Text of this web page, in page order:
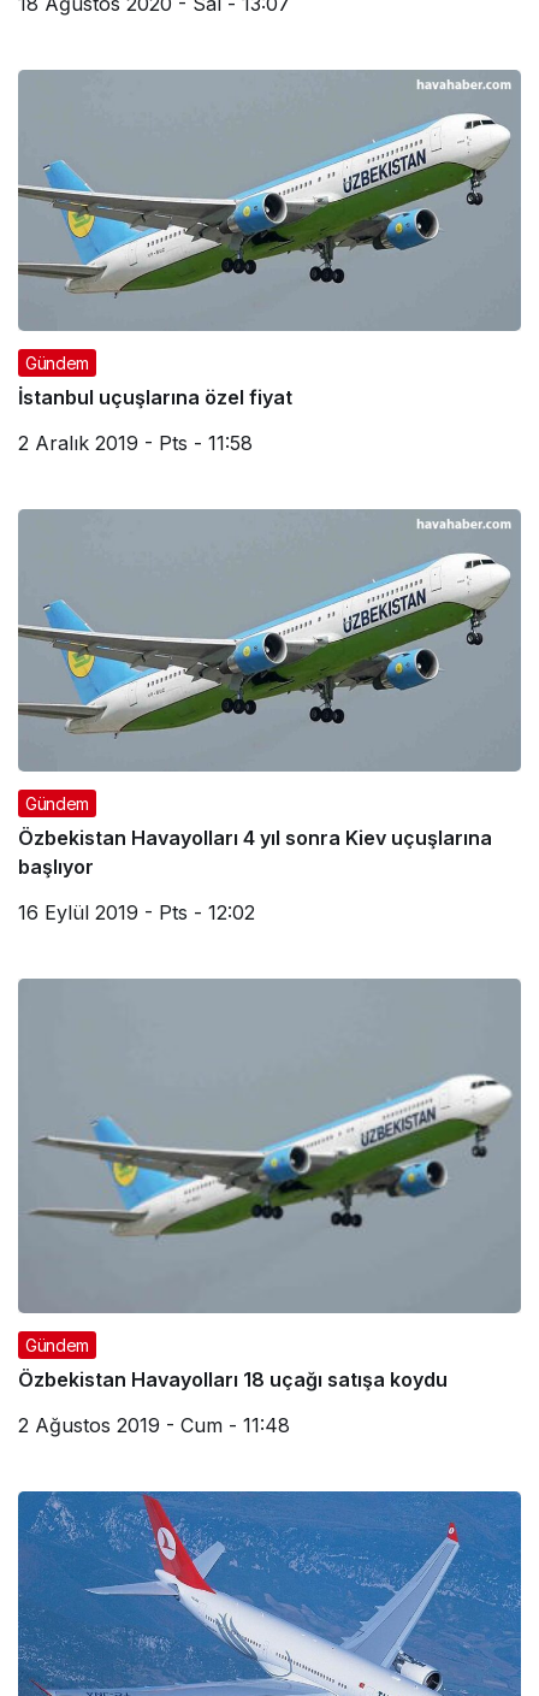
Gündem
İstanbul uçuşlarına özel fiyat
2 Aralık 2019 - Pts - 11:58
Gündem
Özbekistan Havayolları 4 yıl sonra Kiev uçuşlarına
başlıyor
16 Eylül 2019 - Pts - 12:02
Gündem
Özbekistan Havayolları 18 uçağı satışa koydu
2 Ağustos 2019 - Cum - 11:48